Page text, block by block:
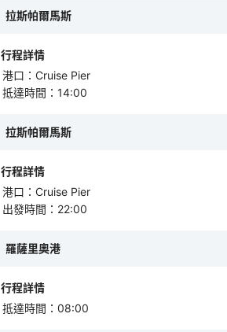
拉斯帕爾馬斯
行程詳情
港口 ： Cruise Pier
抵達時間 ： 14:00
拉斯帕爾馬斯
行程詳情
港口 ： Cruise Pier
出發時間 ： 22:00
羅薩里奧港
行程詳情
抵達時間 ： 08:00